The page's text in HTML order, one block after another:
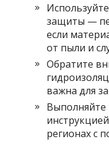
защиты —
если
от пыли и
Обратите
важна для
Выполняйте
регионах с